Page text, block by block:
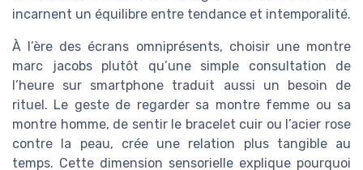
incarnent un équilibre entre tendance et intemporalité.
À l’ère des écrans omniprésents, choisir une montre
marc jacobs plutôt qu’une simple consultation de
l’heure sur smartphone traduit aussi un besoin de
rituel. Le geste de regarder sa montre femme ou sa
montre homme, de sentir le bracelet cuir ou l’acier rose
contre la peau, crée une relation plus tangible au
temps. Cette dimension sensorielle explique pourquoi